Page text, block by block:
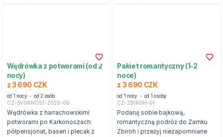
Wędrówka z potworami (od 2
nocy)
z 3 690 CZK
od 1 nocy
od 2 osób
CZ-SVORNOST-2026-06
Wędrówka z harrachowskimi
potworami po Karkonoszach:
półpensjonat, basen i plecak z
Pakiet romantyczny (1-2
noce)
z 3 690 CZK
od 1 nocy
od 1 osoby
CZ-ZBIROH-01
Podaruj sobie bajkową,
romantyczną podróż do Zamku
Zbiroh i przeżyj niezapomniane